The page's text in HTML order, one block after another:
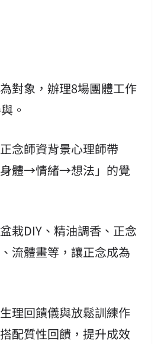
對象，辦理8場團體工作
。
念師資背景心理師帶
體→情緒→想法」的覺
栽DIY、精油調香、正念
流體畫等，讓正念成為
理回饋儀與放鬆訓練作
配質性回饋，提升成效